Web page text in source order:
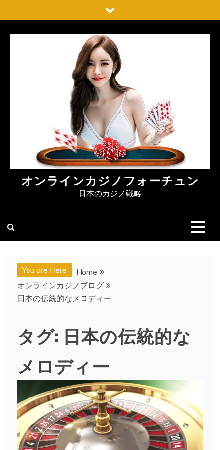
to
content
オンラインカジノフォーチュン
日本のカジノ戦略
You are Here
Home
オンラインカジノブログ
日本の伝統的なメロディー
タグ: 日本の伝統的な
メロディー